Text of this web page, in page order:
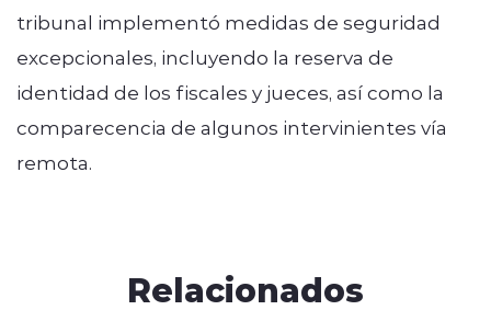
tribunal implementó medidas de seguridad
excepcionales, incluyendo la reserva de
identidad de los fiscales y jueces, así como la
comparecencia de algunos intervinientes vía
remota.
Relacionados